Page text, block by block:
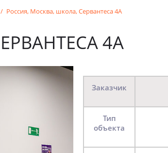
Россия, Москва, школа, Сервантеса 4А
4А
Заказчик
Тип
объекта